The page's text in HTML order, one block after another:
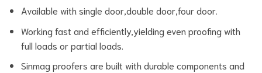
Available with single door,double door,four door.
Working fast and efficiently,yielding even proofing with
full loads or partial loads.
Sinmag proofers are built with durable components and